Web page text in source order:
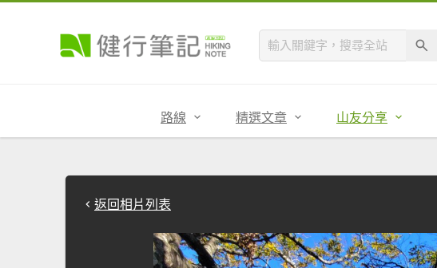
路線 精選文章 山友分享
返回相片列表